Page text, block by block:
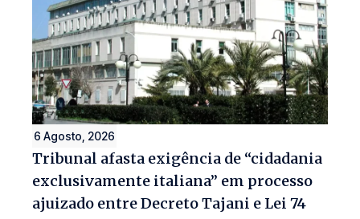
6 Agosto, 2026
Tribunal afasta exigência de “cidadania
exclusivamente italiana” em processo
ajuizado entre Decreto Tajani e Lei 74